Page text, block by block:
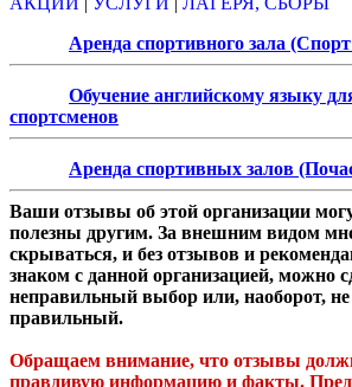
Аренда спортивного зала
Обучение английскому языку
спортсменов
Аренда спортивных залов
Ваши отзывы об этой организации
полезны другим. За внешним видом
скрываться, и без отзывов и
знаком с данной организацией, можно
неправильный выбор или, наоборот, не
правильный.
Обращаем внимание, что отзывы
правдивую информацию и факты.